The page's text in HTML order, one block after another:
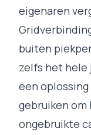
eigenaren
buiten
zelfs het hele
een
gebruiken
ongebruikte